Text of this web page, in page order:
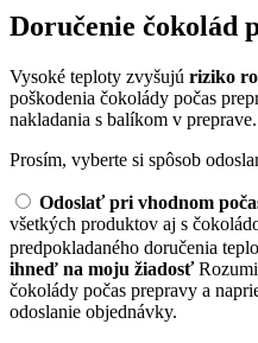
Doručenie čokolád
Vysoké teploty zvyšujú riziko
poškodenia čokolády počas
nakladania s balíkom v preprave.
Prosím, vyberte si spôsob
Odoslať pri vhodnom
všetkých produktov aj s
predpokladaného doručenia
ihneď na moju žiadosť
čokolády počas prepravy a
odoslanie objednávky.